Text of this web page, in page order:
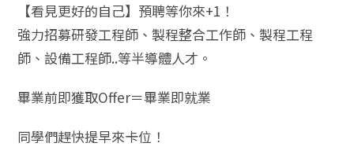
【看見更好的自己】預聘等你來+1！
強力招募研發工程師、製程整合工作師、製程工程
師、設備工程師..等半導體人才。
畢業前即獲取Offer＝畢業即就業
同學們趕快提早來卡位！